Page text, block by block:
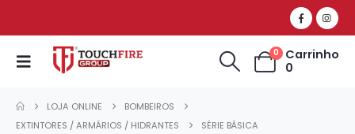
0
Carrinho
0
LOJA ONLINE
BOMBEIROS
EXTINTORES / ARMÁRIOS / HIDRANTES
SÉRIE BÁSICA